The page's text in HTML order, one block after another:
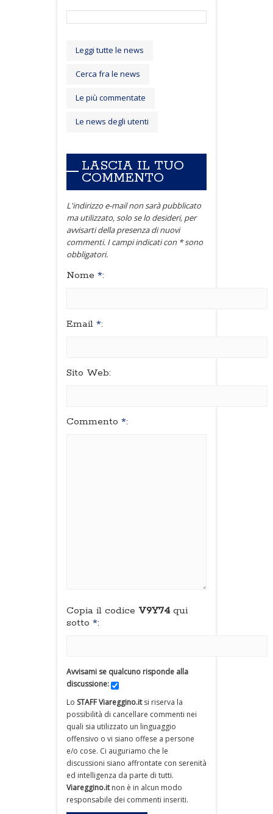
Leggi tutte le news
Cerca fra le news
Le più commentate
Le news degli utenti
LASCIA IL TUO
COMMENTO
L'indirizzo e-mail non sarà pubblicato
ma utilizzato, solo se lo desideri, per
avvisarti della presenza di nuovi
commenti. I campi indicati con * sono
obbligatori.
Nome *:
Email *:
Sito Web:
Commento *:
Copia il codice V9Y74 qui
sotto *:
Avvisami se qualcuno risponde alla
discussione:
Lo STAFF Viareggino.itsi riserva la
possibilità di cancellare commenti nei
quali sia utilizzato un linguaggio
offensivo o vi siano offese a persone
e/o cose. Ci auguriamo che le
discussioni siano affrontate con serenità
ed intelligenza da parte di tutti.
Viareggino.itnon è in alcun modo
responsabile dei commenti inseriti.